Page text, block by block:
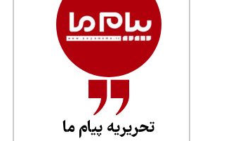
تحریریه پیام ما